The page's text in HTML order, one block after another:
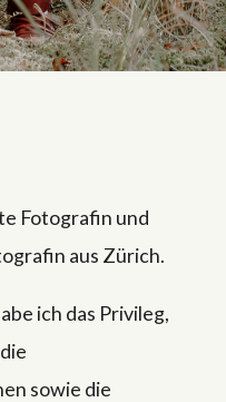
Fotografin und
aus Zürich.
ich das Privileg,
sowie die